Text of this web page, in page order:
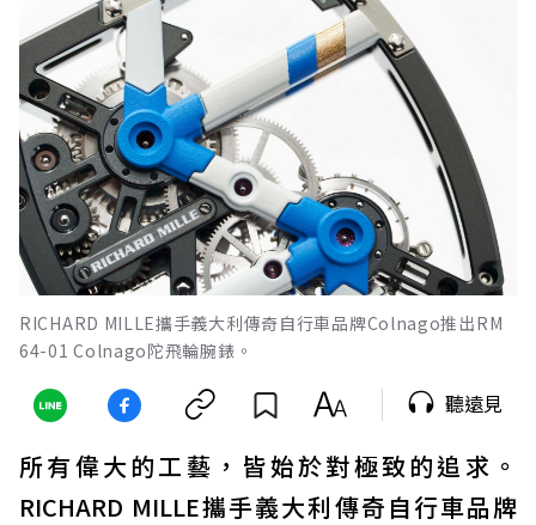
RICHARD MILLE攜手義大利傳奇自行車品牌Colnago推出RM
64-01 Colnago陀飛輪腕錶。
聽遠見
所有偉大的工藝，皆始於對極致的追求。
RICHARD MILLE攜手義大利傳奇自行車品牌